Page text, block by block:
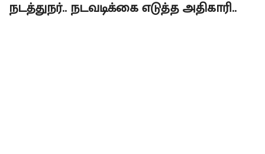
நடத்துநர்.. நடவடிக்கை எடுத்த அதிகாரி..